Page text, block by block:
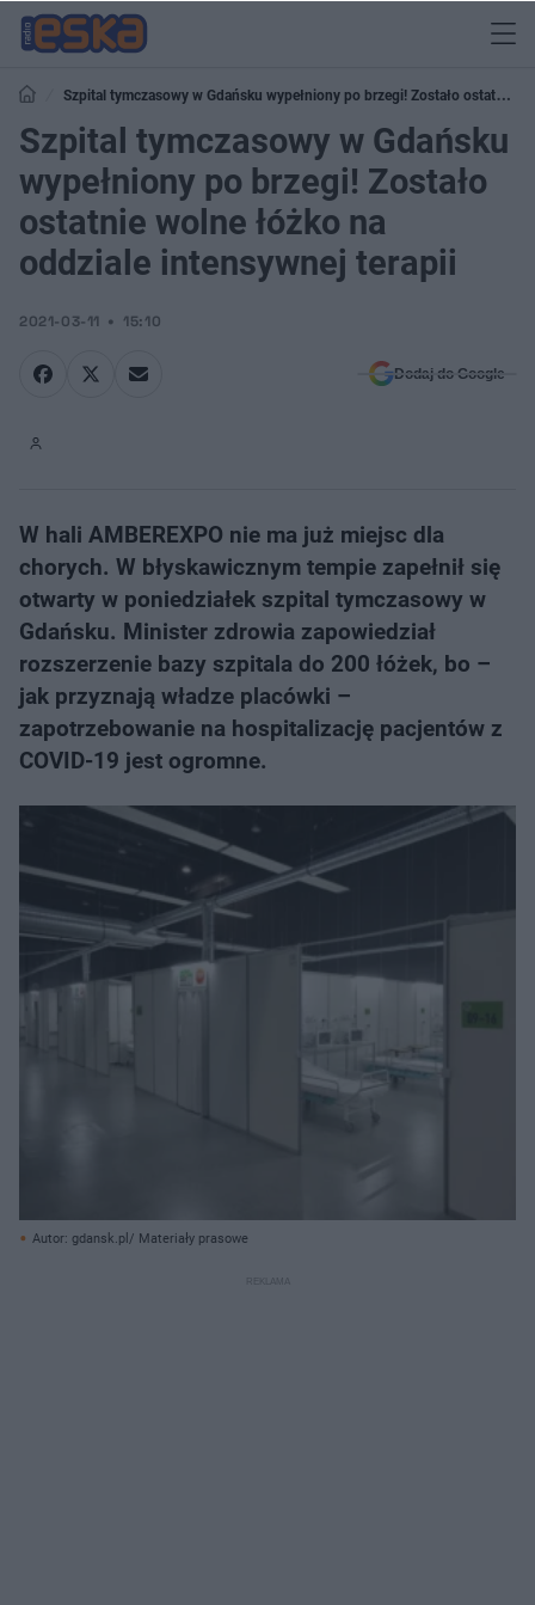
Szpital tymczasowy w Gdańsku wypełniony po brzegi! Zostało ostatnie
wolne łóżko na oddziale intensywnej terapii
Szpital tymczasowy w Gdańsku
wypełniony po brzegi! Zostało
ostatnie wolne łóżko na
oddziale intensywnej terapii
2021-03-11 15:10
Dodaj do Google
W hali AMBEREXPO nie ma już miejsc dla
chorych. W błyskawicznym tempie zapełnił się
otwarty w poniedziałek szpital tymczasowy w
Gdańsku. Minister zdrowia zapowiedział
rozszerzenie bazy szpitala do 200 łóżek, bo –
jak przyznają władze placówki –
zapotrzebowanie na hospitalizację pacjentów z
COVID-19 jest ogromne.
Autor: gdansk.pl/ Materiały prasowe